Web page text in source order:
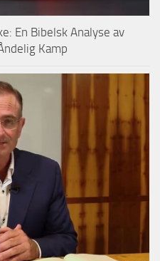
En Bibelsk Analyse av
Kamp